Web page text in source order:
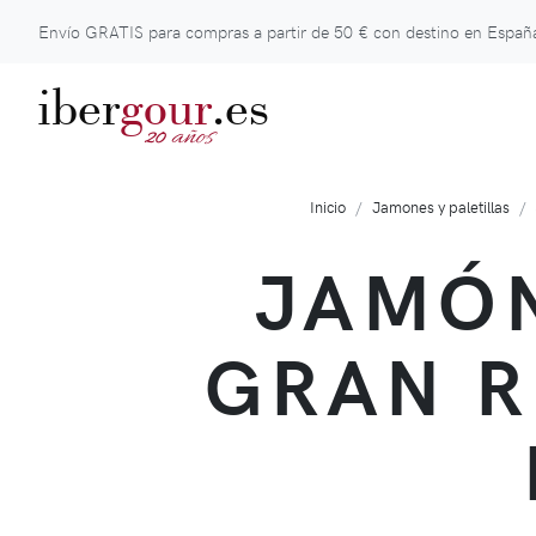
Envío GRATIS para compras a partir de 50 € con destino en
ibergour
20 años.es
Inicio Jamones y paletillas
GRAN